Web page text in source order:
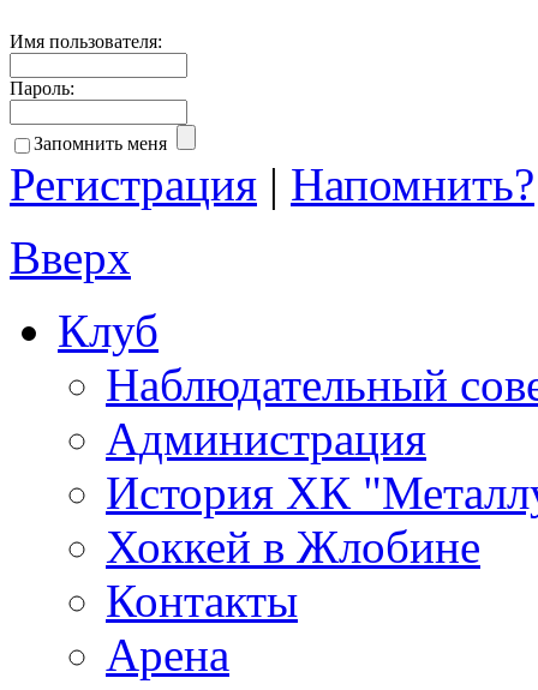
Имя пользователя:
Пароль:
Запомнить меня
Регистрация | Напомнить?
Вверх
Клуб
Наблюдательный
Администрация
История ХК
Хоккей в Жлобине
Контакты
Арена